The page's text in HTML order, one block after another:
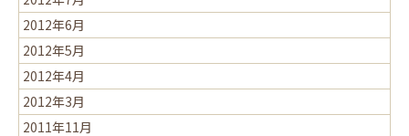
2012年6月
2012年5月
2012年4月
2012年3月
2011年11月